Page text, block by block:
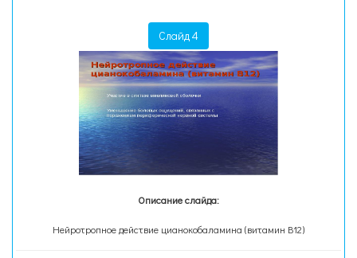
Слайд 4
Описание слайда:
Нейротропное действие цианокобаламина (витамин В12)